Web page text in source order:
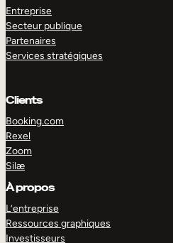
Entreprise
Secteur publique
Partenaires
Services stratégiques
Clients
Booking.com
Rexel
Zoom
Silæ
À propos
L’entreprise
Ressources graphiques
Investisseurs